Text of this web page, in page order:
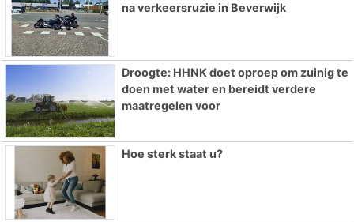
na verkeersruzie in Beverwijk
Droogte: HHNK doet oproep om zuinig te
doen met water en bereidt verdere
maatregelen voor
Hoe sterk staat u?